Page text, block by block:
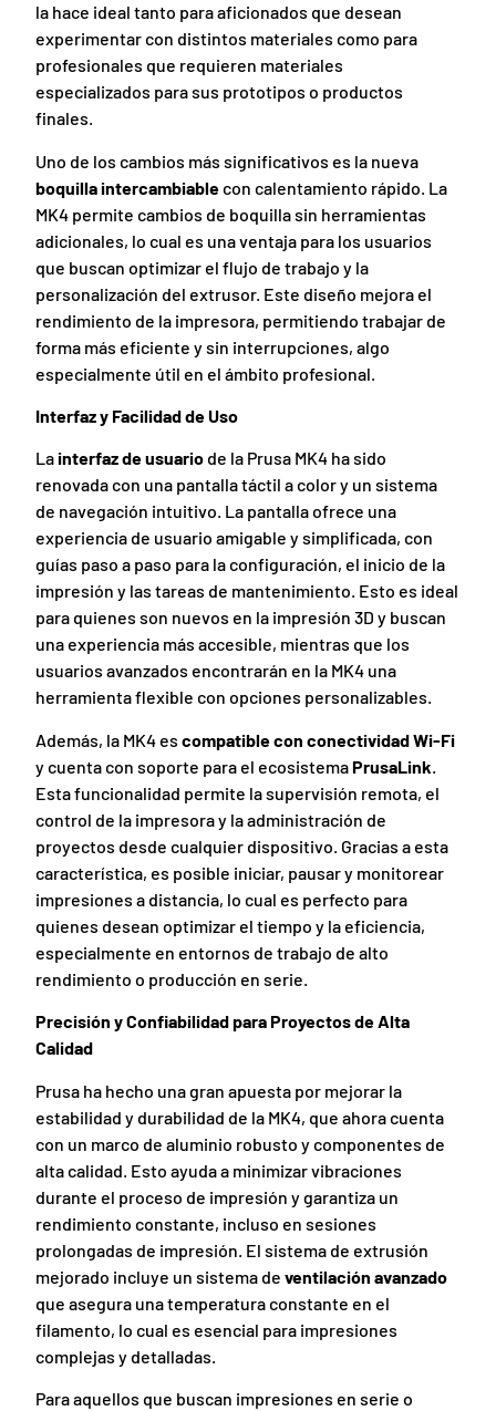
la hace ideal tanto para aficionados que desean
experimentar con distintos materiales como para
profesionales que requieren materiales
especializados para sus prototipos o productos
finales.
Uno de los cambios más significativos es la nueva
boquilla intercambiablecon calentamiento rápido. La
MK4 permite cambios de boquilla sin herramientas
adicionales, lo cual es una ventaja para los usuarios
que buscan optimizar el flujo de trabajo y la
personalización del extrusor. Este diseño mejora el
rendimiento de la impresora, permitiendo trabajar de
forma más eficiente y sin interrupciones, algo
especialmente útil en el ámbito profesional.
Interfaz y Facilidad de Uso
Lainterfaz de usuario de la Prusa MK4 ha sido
renovada con una pantalla táctil a color y un sistema
de navegación intuitivo. La pantalla ofrece una
experiencia de usuario amigable y simplificada, con
guías paso a paso para la configuración, el inicio de la
impresión y las tareas de mantenimiento. Esto es ideal
para quienes son nuevos en la impresión 3D y buscan
una experiencia más accesible, mientras que los
usuarios avanzados encontrarán en la MK4 una
herramienta flexible con opciones personalizables.
Además, la MK4 escompatible con conectividad Wi-Fi
y cuenta con soporte para el ecosistemaPrusaLink
Esta funcionalidad permite la supervisión remota, el
control de la impresora y la administración de
proyectos desde cualquier dispositivo. Gracias a esta
característica, es posible iniciar, pausar y monitorear
impresiones a distancia, lo cual es perfecto para
quienes desean optimizar el tiempo y la eficiencia,
especialmente en entornos de trabajo de alto
rendimiento o producción en serie.
Precisión y Confiabilidad para Proyectos de Alta
Calidad
Prusa ha hecho una gran apuesta por mejorar la
estabilidad y durabilidad de la MK4, que ahora cuenta
con un marco de aluminio robusto y componentes de
alta calidad. Esto ayuda a minimizar vibraciones
durante el proceso de impresión y garantiza un
rendimiento constante, incluso en sesiones
prolongadas de impresión. El sistema de extrusión
mejorado incluye un sistema deventilación avanzado
que asegura una temperatura constante en el
filamento, lo cual es esencial para impresiones
complejas y detalladas.
Para aquellos que buscan impresiones en serie o